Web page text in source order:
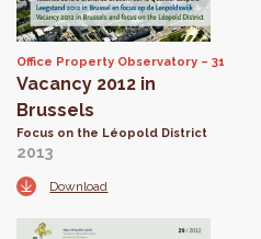
Office Property Observatory 31
Vacancy 2012 in
Brussels
Focus on the Léopold District
2013
Download